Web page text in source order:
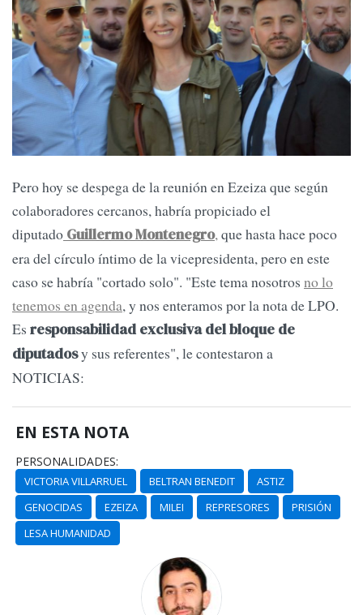
Pero hoy se despega de la reunión en Ezeiza que según
colaboradores cercanos, habría propiciado el
diputado Guillermo Montenegro,que hasta hace poco
era del círculo íntimo de la vicepresidenta, pero en este
caso se habría "cortado solo". "Este tema nosotros no lo
tenemos en agenda, y nos enteramos por la nota de LPO.
Es responsabilidad exclusiva del bloque de
diputadosy sus referentes", le contestaron a
NOTICIAS:
EN ESTA NOTA
PERSONALIDADES:
VICTORIA VILLARRUEL BELTRAN BENEDIT
ASTIZ
GENOCIDAS
EZEIZA MILEI REPRESORES
PRISIÓN
LESA HUMANIDAD